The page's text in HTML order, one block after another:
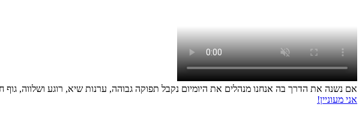
אם נשנה את הדרך בה אנחנו מנהלים את היומיום נקבל תפוקה גבוהה, ערנות שיא, רוגע ושלווה, גוף
אני מעוניין!